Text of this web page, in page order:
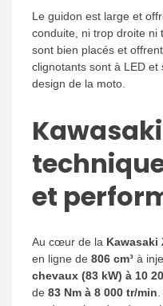
Le guidon est large et
conduite, ni trop droite ni
sont bien placés et
clignotants sont à LED et
design de la moto.
et
Au cœur de la Kawasaki
en ligne de 806 cm³ à
chevaux (83 kW) à 10
de 83 Nm à 8 000 tr/min